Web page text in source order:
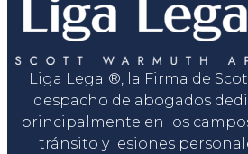
Liga Legal®, la Firma de
despacho de abogados
principalmente en los
tránsito y lesiones